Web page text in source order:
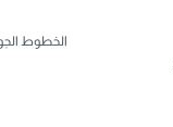
الخطوط